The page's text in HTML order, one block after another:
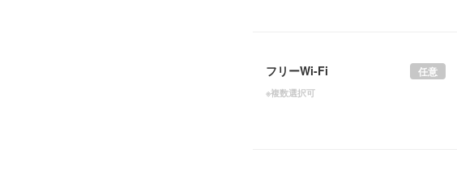
フリーWi-Fi 任意
※複数選択可